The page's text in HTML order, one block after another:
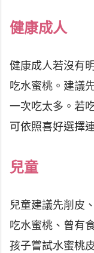
健康成人
健康成人若沒有
吃水蜜桃。建議
一次吃太多。若
可依照喜好選擇
兒童
兒童建議先削皮
吃水蜜桃、曾有
孩子嘗試水蜜桃